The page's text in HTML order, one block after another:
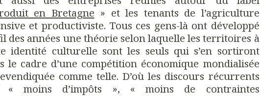
en Bretagne » et les tenants de l’agriculture
et productiviste. Tous ces gens-là ont développé
des années une théorie selon laquelle les territoires à
identité culturelle sont les seuls qui s’en sortiront
le cadre d’une compétition économique mondialisée
comme telle. D’où les discours récurrents
« moins d’impôts », « moins de contraintes